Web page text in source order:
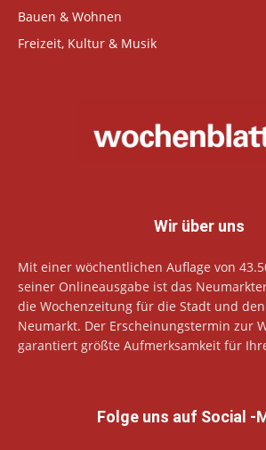
Bauen & Wohnen
Freizeit, Kultur & Musik
Wir über uns
Mit einer wöchentlichen Auflage von
seiner Onlineausgabe ist das Neumarkter
die Wochenzeitung für die Stadt und
Neumarkt. Der Erscheinungstermin zur
garantiert größte Aufmerksamkeit für
Folge uns auf Social -